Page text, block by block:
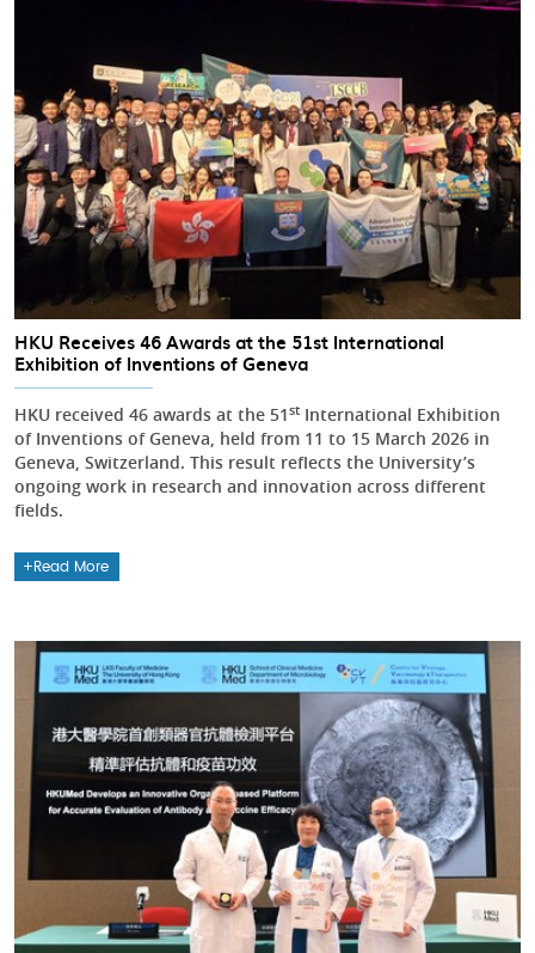
HKU Receives 46 Awards at the 51st International
Exhibition of Inventions of Geneva
HKU received 46 awards at the 51st International Exhibition
of Inventions of Geneva, held from 11 to 15 March 2026 in
Geneva, Switzerland. This result reflects the University’s
ongoing work in research and innovation across different
fields.
Read More